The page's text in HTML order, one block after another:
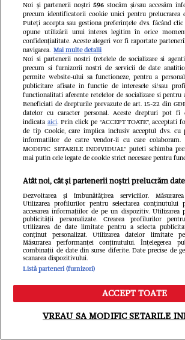
Ce s-a întâmplat cu
Dani Boy după Insula
concurentă și-a
imaginea, iar el se
căsătorească
Când începe Asia
Meniu Caută
Noi și partenerii noștri 596stocăm și/sau accesăm
precum identificatorii cookie unici pentru prelucrarea
Puteți accepta sau gestiona preferințele dvs. făcând
opune utilizării unui interes legitim în orice
confidențialitate. Aceste alegeri vor fi raportate
navigarea. Mai multe detalii
Noi si partenerii nostri (retelele de socializare si
precum si furnizorii nostri de servicii de date
permite website-ului sa functioneze, pentru a
publicitare afisate in functie de interesele si/sau
functionalitati aferente retelelor de socializare si pentru
Beneficiati de drepturile prevazute de art. 15-22 din
datelor cu caracter personal. Aceste drepturi pot fi
indicataaici. Prin click pe “ACCEPT TOATE”, acceptati
de tip Cookie, care implica inclusiv acceptul dvs. cu
informatiilor de catre Vendor-ii cu care
MODIFIC SETARILE INDIVIDUAL” puteti schimba
mai putin cele legate de cookie strict necesare pentru
Atât noi, cât și partenerii noștri prelucrăm
Dezvoltarea și îmbunătățirea serviciilor.
Utilizarea profilurilor pentru selectarea conținutului
accesarea informațiilor de pe un dispozitiv. Utilizarea
publicității personalizate. Crearea profilurilor
Utilizarea de date limitate pentru a selecta
conținut personalizat. Utilizarea datelor limitate
Măsurarea performanței conținutului. Înțelegerea
combinații de date din surse diferite. Date precise de
scanarea dispozitivului.
Listă parteneri (furnizori)
ACCEPT TOATE
VREAU SA MODIFIC SETARILE